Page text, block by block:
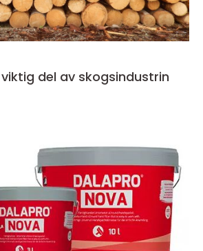
viktig del av skogsindustrin